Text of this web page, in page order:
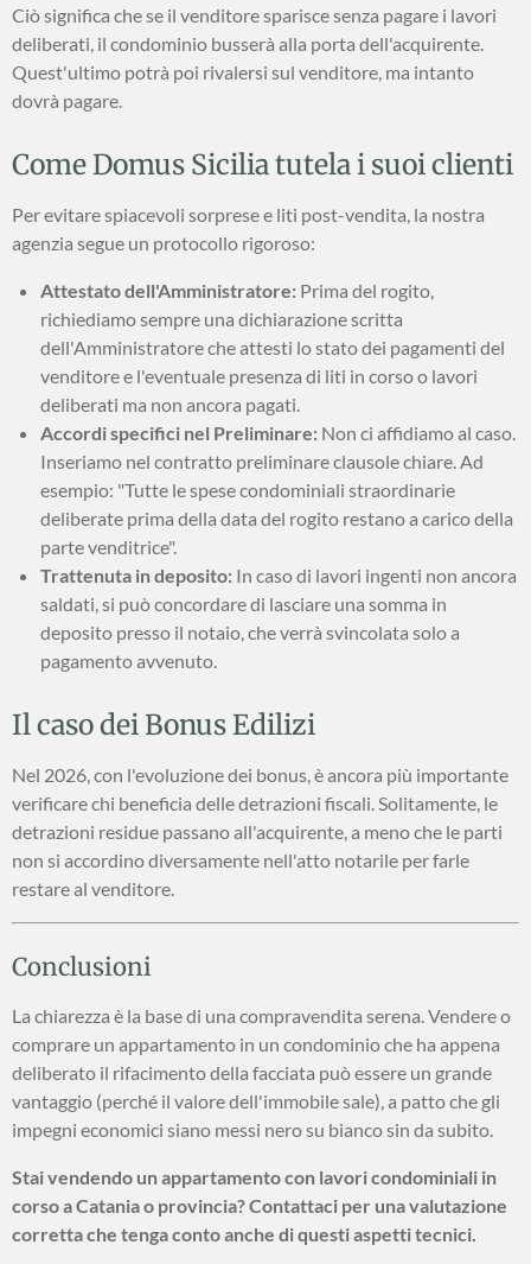
Ciò significa che se il venditore sparisce senza pagare i lavori
deliberati, il condominio busserà alla porta dell'acquirente.
Quest'ultimo potrà poi rivalersi sul venditore, ma intanto
dovrà pagare.
Come Domus Sicilia tutela i suoi clienti
Per evitare spiacevoli sorprese e liti post-vendita, la nostra
agenzia segue un protocollo rigoroso:
Attestato dell'Amministratore: Prima del rogito,
richiediamo sempre una dichiarazione scritta
dell'Amministratore che attesti lo stato dei pagamenti del
venditore e l'eventuale presenza di liti in corso o lavori
deliberati ma non ancora pagati.
Accordi specifici nel Preliminare: Non ci affidiamo al caso.
Inseriamo nel contratto preliminare clausole chiare. Ad
esempio: "Tutte le spese condominiali straordinarie
deliberate prima della data del rogito restano a carico della
parte venditrice".
Trattenuta in deposito: In caso di lavori ingenti non ancora
saldati, si può concordare di lasciare una somma in
deposito presso il notaio, che verrà svincolata solo a
pagamento avvenuto.
Il caso dei Bonus Edilizi
Nel 2026, con l'evoluzione dei bonus, è ancora più importante
verificare chi beneficia delle detrazioni fiscali. Solitamente, le
detrazioni residue passano all'acquirente, a meno che le parti
non si accordino diversamente nell'atto notarile per farle
restare al venditore.
Conclusioni
La chiarezza è la base di una compravendita serena. Vendere o
comprare un appartamento in un condominio che ha appena
deliberato il rifacimento della facciata può essere un grande
vantaggio (perché il valore dell'immobile sale), a patto che gli
impegni economici siano messi nero su bianco sin da subito.
Stai vendendo un appartamento con lavori condominiali in
corso a Catania o provincia? Contattaci per una valutazione
corretta che tenga conto anche di questi aspetti tecnici.